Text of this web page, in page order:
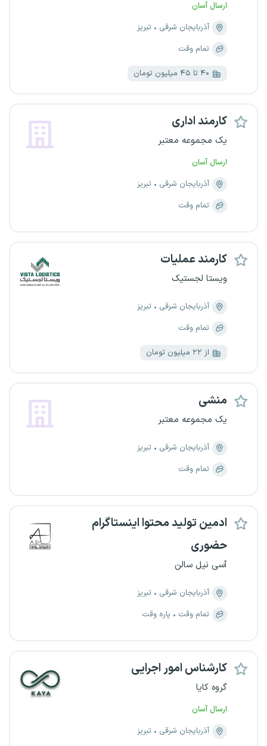
ارسال آسان
آذربایجان شرقی
تبریز
تمام وقت
۴۰ تا ۴۵ میلیون تومان
کارمند اداری
یک مجموعه معتبر
ارسال آسان
آذربایجان شرقی
تبریز
تمام وقت
کارمند عملیات
ویستا لجستیک
آذربایجان شرقی
تبریز
تمام وقت
از ۲۲ میلیون تومان
منشی
یک مجموعه معتبر
آذربایجان شرقی
تبریز
تمام وقت
ادمین تولید محتوا اینستاگرام
حضوری
آسی نیل سالن
آذربایجان شرقی
تبریز
تمام وقت
پاره وقت
کارشناس امور اجرایی
گروه کایا
ارسال آسان
آذربایجان شرقی
تبریز